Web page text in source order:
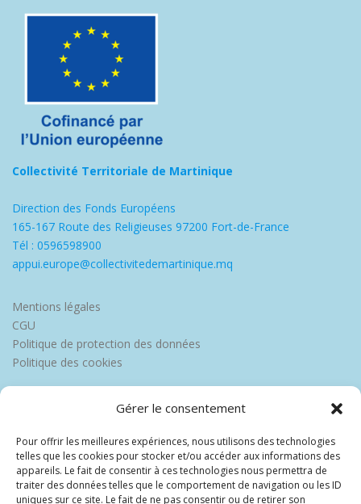
Gérer le consentement
Pour offrir les meilleures expériences, nous utilisons des technologies
telles que les cookies pour stocker et/ou accéder aux informations des
appareils. Le fait de consentir à ces technologies nous permettra de
traiter des données telles que le comportement de navigation ou les ID
uniques sur ce site. Le fait de ne pas consentir ou de retirer son
Collectivité Territoriale de Martinique
Direction des Fonds Européens
165-167 Route des Religieuses 97200 Fort-de-France
Tél : 0596598900
appui.europe@collectivitedemartinique.mq
Mentions légales
CGU
Politique de protection des données
Politique des cookies